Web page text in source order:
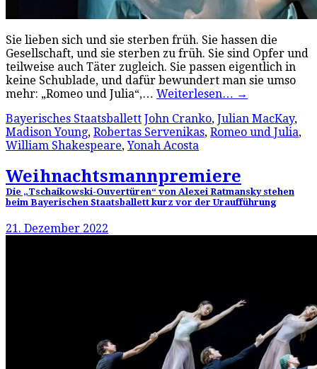
Sie lieben sich und sie sterben früh. Sie hassen die
Gesellschaft, und sie sterben zu früh. Sie sind Opfer und
teilweise auch Täter zugleich. Sie passen eigentlich in
keine Schublade, und dafür bewundert man sie umso
mehr: „Romeo und Julia“,… Weiterlesen… →
Bayerisches Staatsballett John Cranko, Julian MacKay,
Madison Young, Robertas Servenikas, Romeo und Julia,
William Shakespeare,Yonah Acosta
Weihnachtsmannpremiere
Die „Tschaikowski-Ouvertüren“ von Alexei Ratmansky stehen
beim Bayerischen Staatsballett kurz vor der Uraufführung
21. Dezember 2022